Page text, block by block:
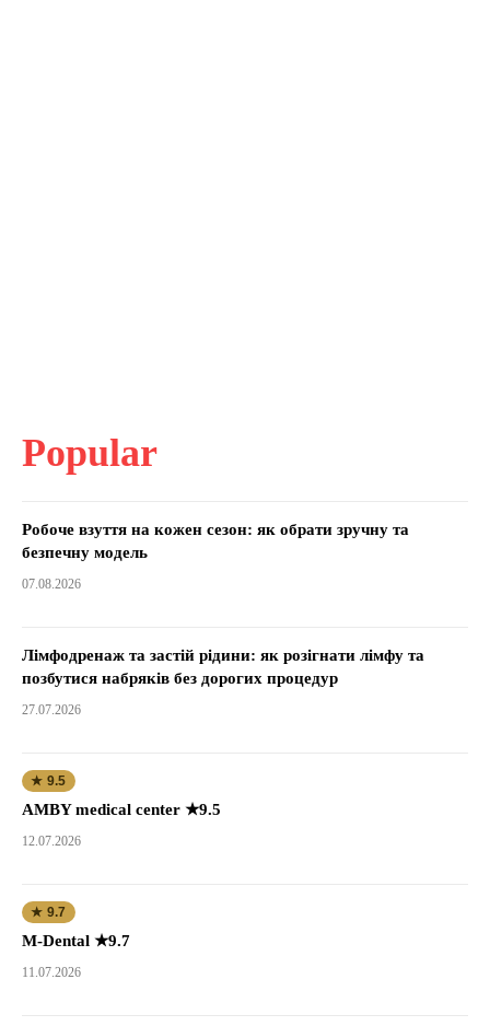
Popular
Робоче взуття на кожен сезон: як обрати зручну та
безпечну модель
07.08.2026
Лімфодренаж та застій рідини: як розігнати лімфу та
позбутися набряків без дорогих процедур
27.07.2026
★ 9.5
AMBY medical center ★9.5
12.07.2026
★ 9.7
M-Dental ★9.7
11.07.2026